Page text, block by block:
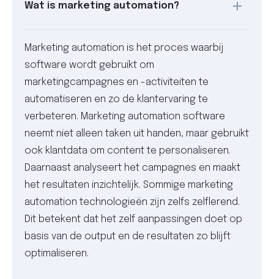
Wat is marketing automation?
Marketing automation is het proces waarbij
software wordt gebruikt om
marketingcampagnes en -activiteiten te
automatiseren en zo de klantervaring te
verbeteren. Marketing automation software
neemt niet alleen taken uit handen, maar gebruikt
ook klantdata om content te personaliseren.
Daarnaast analyseert het campagnes en maakt
het resultaten inzichtelijk. Sommige marketing
automation technologieën zijn zelfs zelflerend.
Dit betekent dat het zelf aanpassingen doet op
basis van de output en de resultaten zo blijft
optimaliseren.